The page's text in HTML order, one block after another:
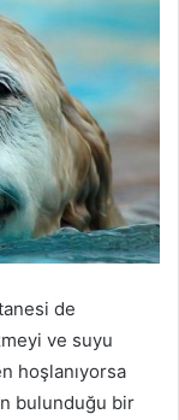
de
ve suyu
hoşlanıyorsa
bulunduğu bir